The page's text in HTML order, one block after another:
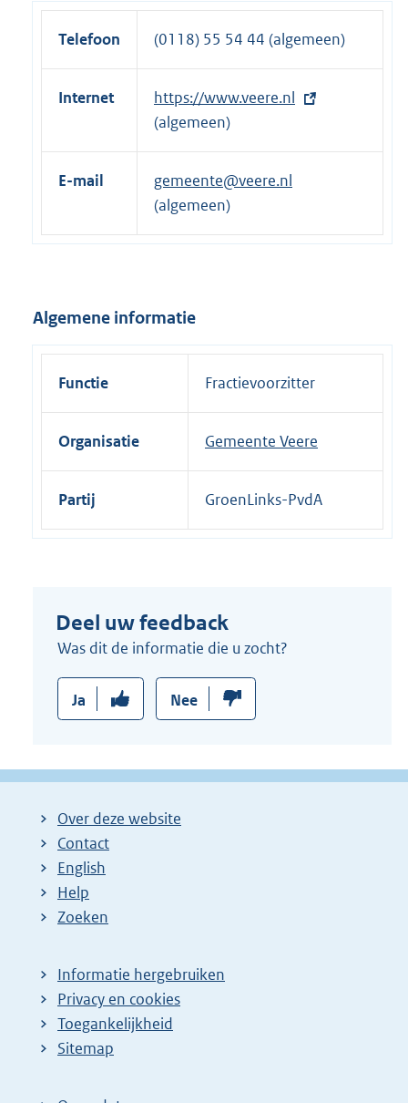
Telefoon (0118) 55 54 44 (algemeen)
Internet
E
x
t
r
e
n
k
https://www.veere.nl
(algemeen)
E-mail
gemeente@veere.nl
(algemeen)
Algemene informatie
Functie Fractievoorzitter
Organisatie Gemeente Veere
Partij GroenLinks-PvdA
Deel uw feedback
Was dit de informatie die u zocht?
Ja Nee
Over deze website
Contact
English
Help
Zoeken
Informatie hergebruiken
Privacy en cookies
Toegankelijkheid
Sitemap